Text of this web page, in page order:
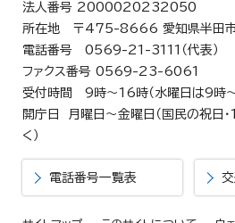
法人番号 2000020232050
所在地 〒475-8666 愛知県半田市
電話番号 0569-21-3111（代表）
ファクス番号 0569-23-6061
受付時間 9時～16時（水曜日は9時～
開庁日 月曜日～金曜日（国民の祝日
く）
電話番号一覧表